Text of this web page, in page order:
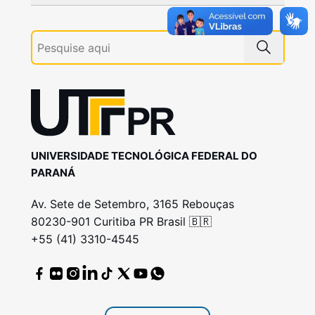
UNIVERSIDADE TECNOLÓGICA FEDERAL DO
PARANÁ
Av. Sete de Setembro, 3165 Rebouças
80230-901 Curitiba PR Brasil 🇧🇷
+55 (41) 3310-4545